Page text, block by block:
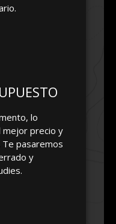
lo
mejor precio y
pasaremos
y